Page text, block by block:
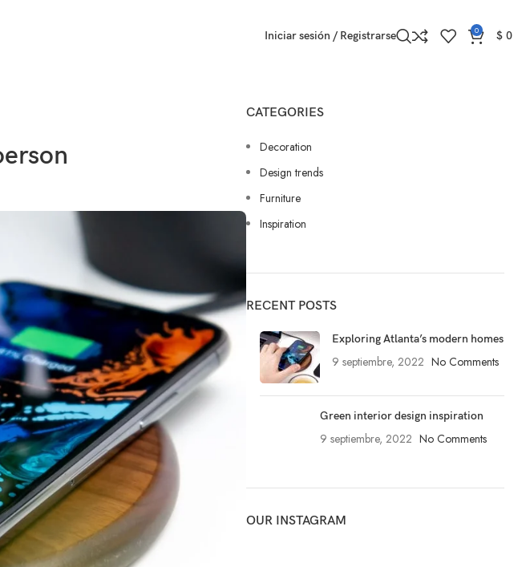
Iniciar sesión / Registrarse 0 $ 0
CATEGORIES
Decoration
Design trends
Furniture
Inspiration
RECENT POSTS
Exploring Atlanta’s modern homes
9 septiembre, 2022 No Comments
Green interior design inspiration
9 septiembre, 2022 No Comments
OUR INSTAGRAM